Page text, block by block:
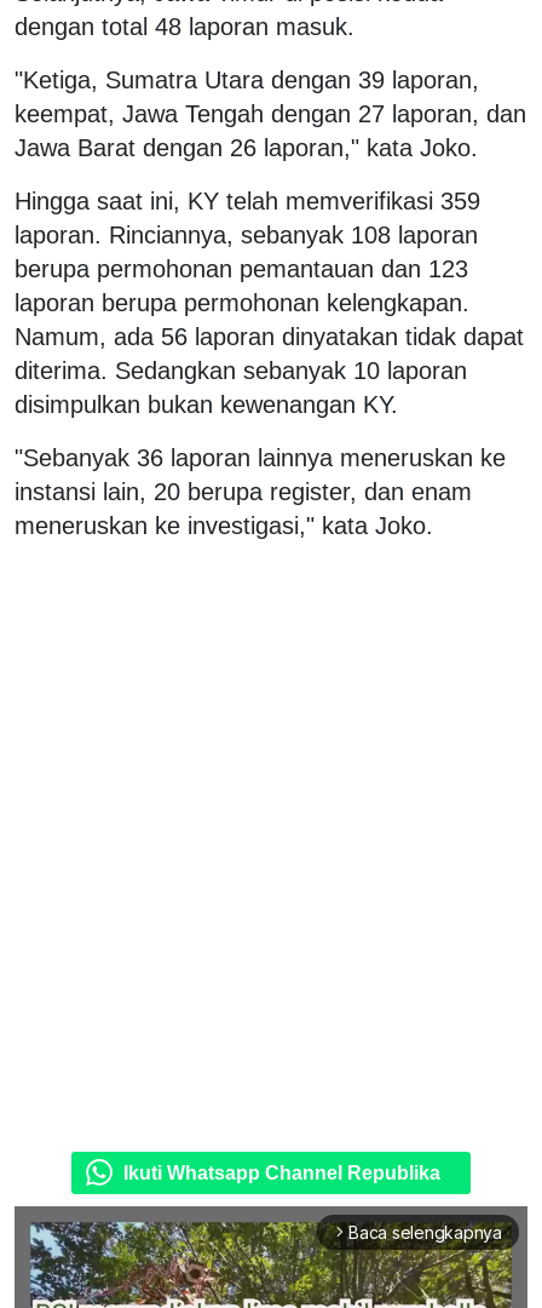
dengan total 48 laporan masuk.
"Ketiga, Sumatra Utara dengan 39 laporan,
keempat, Jawa Tengah dengan 27 laporan, dan
Jawa Barat dengan 26 laporan," kata Joko.
Hingga saat ini, KY telah memverifikasi 359
laporan. Rinciannya, sebanyak 108 laporan
berupa permohonan pemantauan dan 123
laporan berupa permohonan kelengkapan.
Namum, ada 56 laporan dinyatakan tidak dapat
diterima. Sedangkan sebanyak 10 laporan
disimpulkan bukan kewenangan KY.
"Sebanyak 36 laporan lainnya meneruskan ke
instansi lain, 20 berupa register, dan enam
meneruskan ke investigasi," kata Joko.
Ikuti Whatsapp Channel Republika
arrow_forward_ios Baca selengkapnya